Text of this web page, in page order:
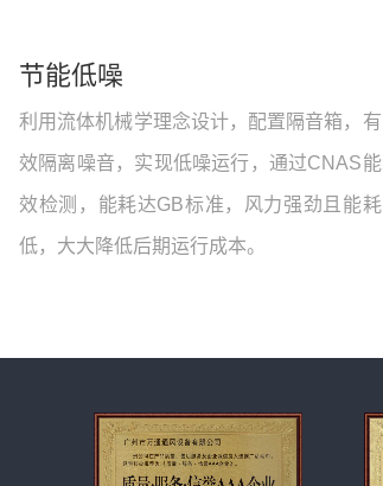
节能低噪
利用流体机械学理念设计，配置隔音箱，有
效隔离噪音，实现低噪运行，通过CNAS能
效检测，能耗达GB标准，风力强劲且能耗
低，大大降低后期运行成本。